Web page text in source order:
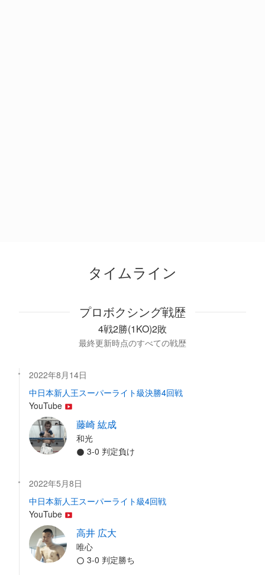
タイムライン
プロボクシング戦歴
4戦2勝(1KO)2敗
最終更新時点のすべての戦歴
2022年8月14日
中日本新人王スーパーライト級決勝4回戦
YouTube
藤崎 紘成
和光
3-0 判定負け
2022年5月8日
中日本新人王スーパーライト級4回戦
YouTube
高井 広大
唯心
3-0 判定勝ち